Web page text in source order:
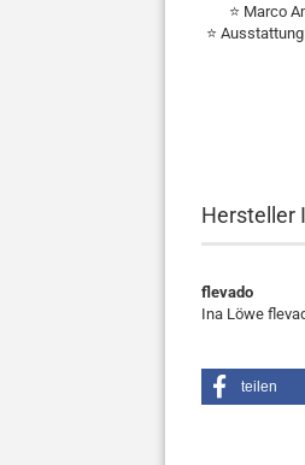
⭐ Marco
⭐
Hersteller
flevado
Ina Löwe
teilen